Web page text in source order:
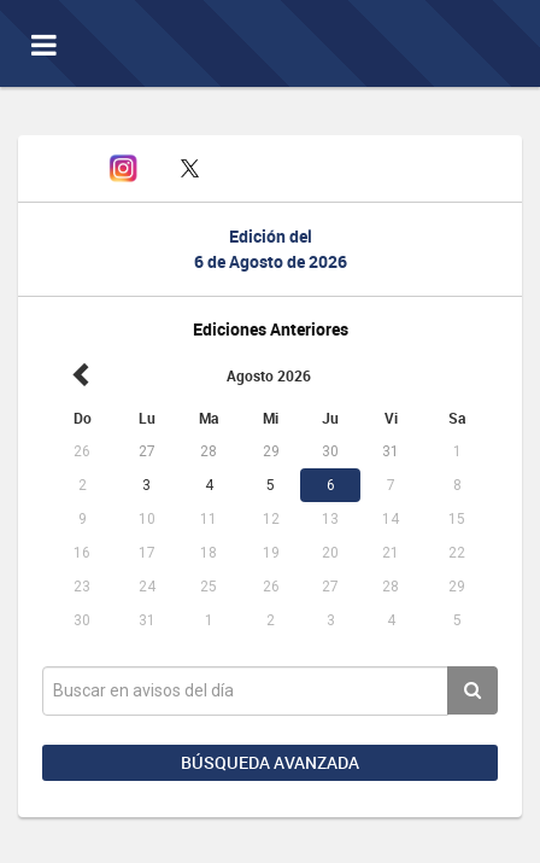
Toggle
navigation
Edición del
6 de Agosto de 2026
Ediciones Anteriores
Agosto 2026
Do Lu Ma Mi Ju Vi Sa
26 27 28 29 30 31
1
2
3 4 5 6 7
8
9
10 11 12 13 14
15
16
17 18 19 20 21
22
23
24 25 26 27 28
29
30
31 1 2 3 4 5
BÚSQUEDA AVANZADA